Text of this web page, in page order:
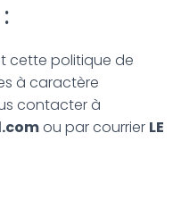
cette politique de
à caractère
contacter à
ou par courrier LE